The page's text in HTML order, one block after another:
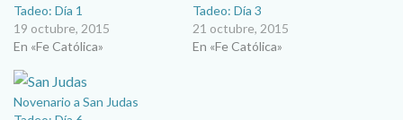
Tadeo: Día 1
19 octubre, 2015
En «Fe Católica»
Tadeo: Día 3
21 octubre, 2015
En «Fe Católica»
Novenario a San Judas